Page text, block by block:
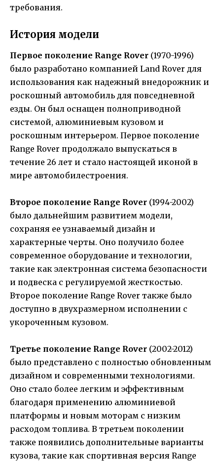
требования.
История модели
Первое поколение Range Rover (1970-1996)
было разработано компанией Land Rover для
использования как надежный внедорожник и
роскошный автомобиль для повседневной
езды. Он был оснащен полноприводной
системой, алюминиевым кузовом и
роскошным интерьером. Первое поколение
Range Rover продолжало выпускаться в
течение 26 лет и стало настоящей иконой в
мире автомобилестроения.
Второе поколение Range Rover (1994-2002)
было дальнейшим развитием модели,
сохраняя ее узнаваемый дизайн и
характерные черты. Оно получило более
современное оборудование и технологии,
такие как электронная система безопасности
и подвеска с регулируемой жесткостью.
Второе поколение Range Rover также было
доступно в двухразмерном исполнении с
укороченным кузовом.
Третье поколение Range Rover (2002-2012)
было представлено с полностью обновленным
дизайном и современными технологиями.
Оно стало более легким и эффективным
благодаря применению алюминиевой
платформы и новым моторам с низким
расходом топлива. В третьем поколении
также появились дополнительные варианты
кузова, такие как спортивная версия Range